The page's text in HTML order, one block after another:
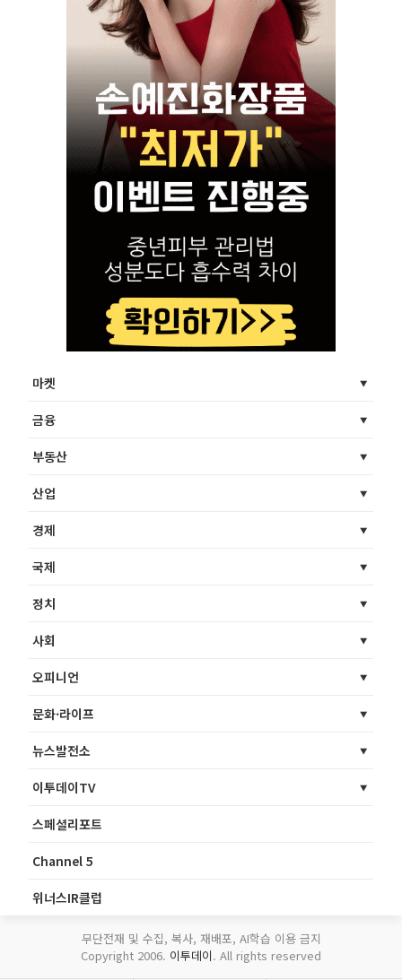
마켓
금융
부동산
산업
경제
국제
정치
사회
오피니언
문화·라이프
뉴스발전소
이투데이TV
스페셜리포트
Channel 5
위너스IR클럽
무단전재 및 수집, 복사, 재배포, AI학습 이용 금지
Copyright 2006. 이투데이. All rights reserved